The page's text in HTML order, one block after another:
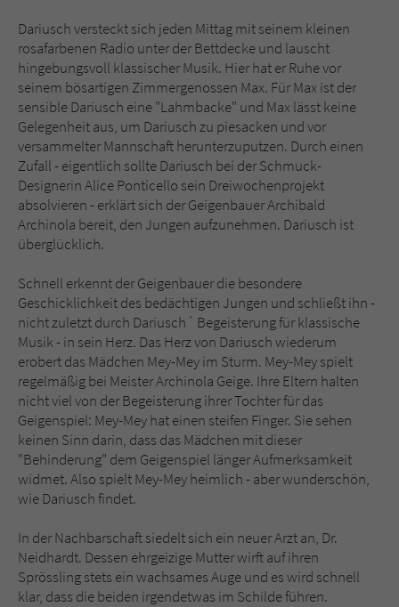
Dariusch versteckt sich jeden Mittag mit seinem kleinen
rosafarbenen Radio unter der Bettdecke und lauscht
hingebungsvoll klassischer Musik. Hier hat er Ruhe vor
seinem bösartigen Zimmergenossen Max. Für Max ist der
sensible Dariusch eine "Lahmbacke" und Max lässt keine
Gelegenheit aus, um Dariusch zu piesacken und vor
versammelter Mannschaft herunterzuputzen. Durch einen
Zufall - eigentlich sollte Dariusch bei der Schmuck-
Designerin Alice Ponticello sein Dreiwochenprojekt
absolvieren - erklärt sich der Geigenbauer Archibald
Archinola bereit, den Jungen aufzunehmen. Dariusch ist
überglücklich.
Schnell erkennt der Geigenbauer die besondere
Geschicklichkeit des bedächtigen Jungen und schließt ihn -
nicht zuletzt durch Dariusch´ Begeisterung für klassische
Musik - in sein Herz. Das Herz von Dariusch wiederum
erobert das Mädchen Mey-Mey im Sturm. Mey-Mey spielt
regelmäßig bei Meister Archinola Geige. Ihre Eltern halten
nicht viel von der Begeisterung ihrer Tochter für das
Geigenspiel: Mey-Mey hat einen steifen Finger. Sie sehen
keinen Sinn darin, dass das Mädchen mit dieser
"Behinderung" dem Geigenspiel länger Aufmerksamkeit
widmet. Also spielt Mey-Mey heimlich - aber wunderschön,
wie Dariusch findet.
In der Nachbarschaft siedelt sich ein neuer Arzt an, Dr.
Neidhardt. Dessen ehrgeizige Mutter wirft auf ihren
Sprössling stets ein wachsames Auge und es wird schnell
klar, dass die beiden irgendetwas im Schilde führen.
Zweck
Kommunikation der Webseite mit dem
Benutzer. Es wird benötigt um z. B. den
Sicherheitscode des Kontaktformulars zu
überprüfen.